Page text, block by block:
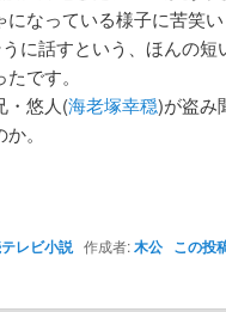
なっている様子に苦笑い
に話すという、ほんの短
です。
・悠人(海老塚幸穏)が盗み
。
レビ小説作成者:木公 この投